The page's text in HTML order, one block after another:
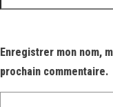
Enregistrer mon nom,
prochain commentaire.